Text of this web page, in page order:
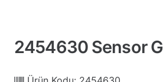
2454630 Sensor